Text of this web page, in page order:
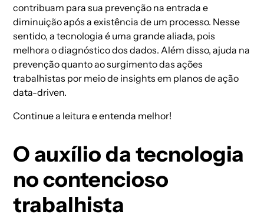
contribuam para sua prevenção na entrada e
diminuição após a existência de um processo. Nesse
sentido, atecnologia é uma grande aliada, pois
melhora o diagnóstico dos dados. Além disso, ajuda na
prevenção quanto ao surgimento das ações
trabalhistas por meio de insights em planos de ação
data-driven.
Continue a leitura e entenda melhor!
O auxílio da tecnologia
no contencioso
trabalhista